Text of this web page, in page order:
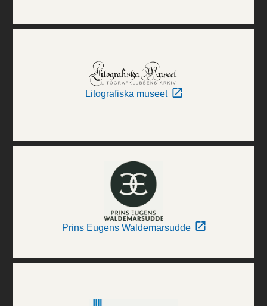
Litografiska museet
Prins Eugens Waldemarsudde